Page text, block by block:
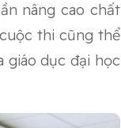
nâng cao chất
thi cũng thể
giáo dục đại học